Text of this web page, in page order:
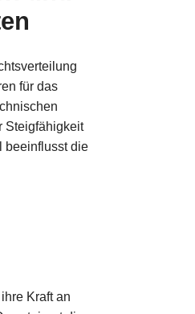
für das
Steigfähigkeit
beeinflusst die
Kraft an